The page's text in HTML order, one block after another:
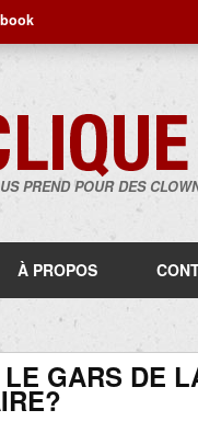
PREND POUR DES
À PROPOS
GARS DE